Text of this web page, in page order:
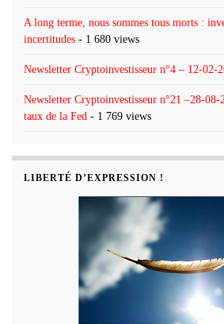
A long terme, nous sommes tous morts :
incertitudes - 1 680 views
Newsletter Cryptoinvestisseur n°4 – 12-02-
Newsletter Cryptoinvestisseur n°21 –28-08-
taux de la Fed - 1 769 views
LIBERTÉ D’EXPRESSION !